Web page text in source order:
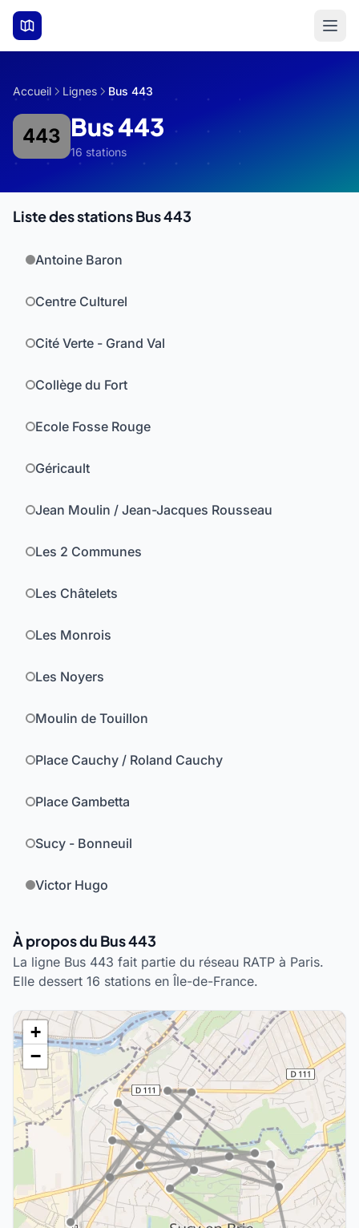
Aller au contenu principal
Accueil Lignes Bus 443
443 Bus 443
16 stations
Liste des stations Bus 443
Antoine Baron
Centre Culturel
Cité Verte - Grand Val
Collège du Fort
Ecole Fosse Rouge
Géricault
Jean Moulin / Jean-Jacques Rousseau
Les 2 Communes
Les Châtelets
Les Monrois
Les Noyers
Moulin de Touillon
Place Cauchy / Roland Cauchy
Place Gambetta
Sucy - Bonneuil
Victor Hugo
À propos du Bus 443
La ligne Bus 443 fait partie du réseau RATP à Paris.
Elle dessert 16 stations en Île-de-France.
+
−